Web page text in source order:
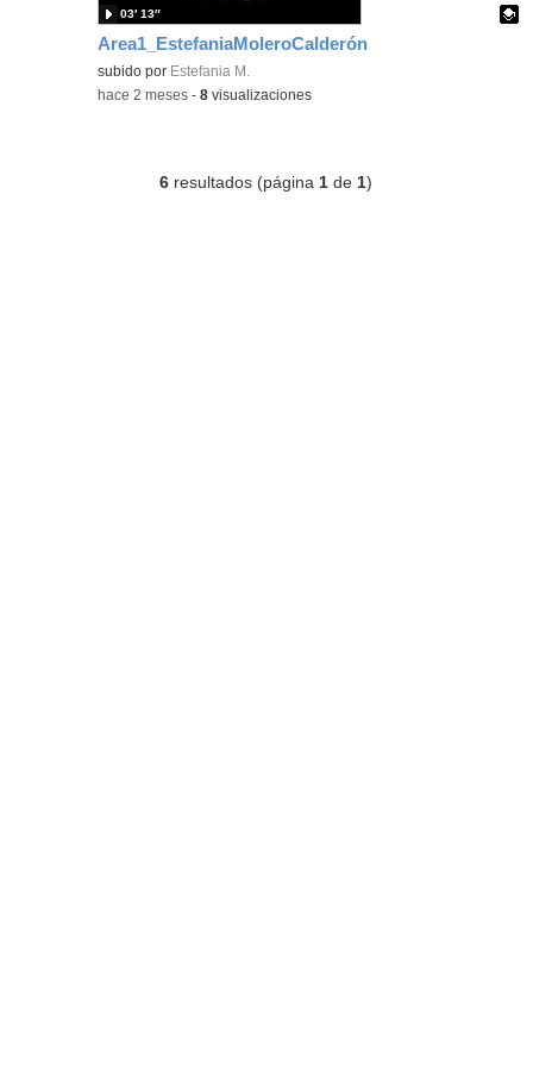
Area1_EstefaniaMoleroCalderón
Contenido educativo.
subido por Estefania M.
03′ 13″
-hace 2 meses -8 visualizaciones
6 resultados (página 1 de 1)